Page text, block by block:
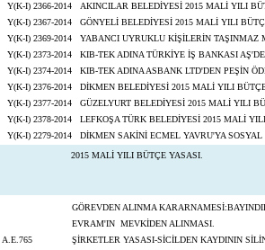
Y(K-I) 2366-2014
AKINCILAR BELEDİYESİ 2015 MALİ YILI
Y(K-I) 2367-2014
GÖNYELİ BELEDİYESİ 2015 MALİ YILI
Y(K-I) 2369-2014
YABANCI UYRUKLU KİŞİLERİN TAŞINMAZ
Y(K-I) 2373-2014
KIB-TEK ADINA TÜRKİYE İŞ BANKASI
Y(K-I) 2374-2014
KIB-TEK ADINA ASBANK LTD'DEN PEŞİN
Y(K-I) 2376-2014
DİKMEN BELEDİYESİ 2015 MALİ YILI
Y(K-I) 2377-2014
GÜZELYURT BELEDİYESİ 2015 MALİ YILI
Y(K-I) 2378-2014
LEFKOŞA TÜRK BELEDİYESİ 2015 MALİ
Y(K-I) 2279-2014
DİKMEN SAKİNİ ECMEL YAVRU'YA
2015 MALİ YILI BÜTÇE YASASI.
GÖREVDEN ALINMA
EVRAM'IN MEVKİDEN ALINMASI.
A.E.765
ŞİRKETLER YASASI-SİCİLDEN KAYDININ